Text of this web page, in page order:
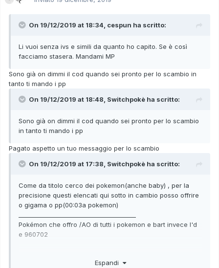
Hatterene natura modesta abilità magispecchio
Rolycoly natura decisa Abilità vapormacchina
On 19/12/2019 at 18:34, cespun ha scritto:
Li vuoi senza ivs e simili da quanto ho capito. Se è così
facciamo stasera. Mandami MP
Sono già on dimmi il cod quando sei pronto per lo scambio in
tanto ti mando i pp
On 19/12/2019 at 18:48, Switchpokè ha scritto:
Sono già on dimmi il cod quando sei pronto per lo scambio
in tanto ti mando i pp
Pagato aspetto un tuo messaggio per lo scambio
On 19/12/2019 at 17:38, Switchpokè ha scritto:
Come da titolo cerco dei pokemon(anche baby) , per la
precisione questi elencati qui sotto in cambio posso offrire
o gigama o pp(00:03a pokemon)
Pokémon che offro /AO di tutti i pokemon e bart invece I'd
e 960702
Centisckorch gigamax maschio Lv 50 natura seria reteball
Espandi